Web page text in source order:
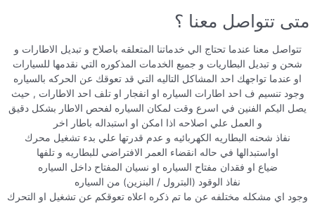
متى تتواصل معنا ؟
تتواصل معنا عندما تحتاج الي خدماتنا المتعلقه باصلاح و تبديل الاطارات و
شحن و تبديل البطاريات و جميع الخدمات المذكوره التي نقدمها للسيارات
او عندما تواجهك احد المشاكل التاليه التي قد تعوقك عن الحركه بالسياره
وجود تنسيم ف احد اطارات السياره او انفجار او تلف احد الاطارات , حيث
يصل اليكم الفنين في اسرع وقت لمكان السياره لفحص الاطار بشكل دقيق
و العمل علي اصلاحه اذا امكن او استبداله باطار اخر
نفاذ شحنه البطاريه الكهربائيه و عدم قدرتها علي بدء تشغيل محرك
اواستبدالها في حاله انقضاء العمر الافتراضي للبطاريه و تلفها
ضياع او فقدان مفتاح السياره او نسيان المفتاح داخل السياره
نفاذ الوقود (البترول / البنزين) من السياره
وجود اي مشكله مختلفه عن ما تم ذكره اعلاه تعوقكم عن تشغيل او التحرك